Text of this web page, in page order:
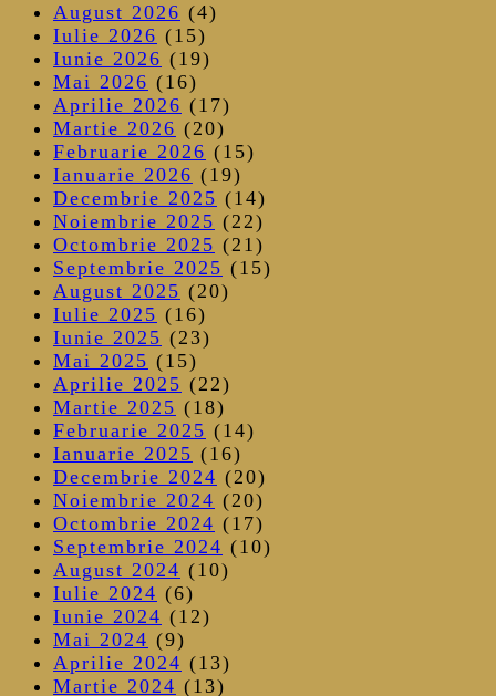
August 2026 (4)
Iulie 2026 (15)
Iunie 2026 (19)
Mai 2026 (16)
Aprilie 2026 (17)
Martie 2026 (20)
Februarie 2026 (15)
Ianuarie 2026 (19)
Decembrie 2025 (14)
Noiembrie 2025 (22)
Octombrie 2025 (21)
Septembrie 2025 (15)
August 2025 (20)
Iulie 2025 (16)
Iunie 2025 (23)
Mai 2025 (15)
Aprilie 2025 (22)
Martie 2025 (18)
Februarie 2025 (14)
Ianuarie 2025 (16)
Decembrie 2024 (20)
Noiembrie 2024 (20)
Octombrie 2024 (17)
Septembrie 2024 (10)
August 2024 (10)
Iulie 2024 (6)
Iunie 2024 (12)
Mai 2024 (9)
Aprilie 2024 (13)
Martie 2024 (13)